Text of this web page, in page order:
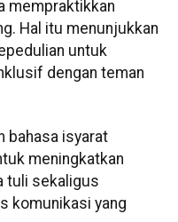
mempraktikkan
Hal itu menunjukkan
untuk
dengan teman
bahasa isyarat
meningkatkan
tuli sekaligus
komunikasi yang